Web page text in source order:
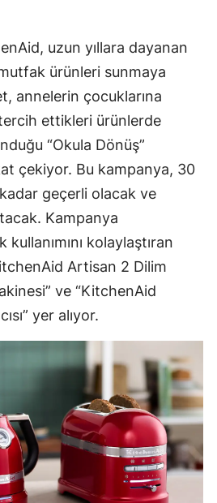
uzun yıllara dayanan
ürünleri sunmaya
annelerin çocuklarına
ettikleri ürünlerde
“Okula Dönüş”
çekiyor. Bu kampanya, 30
geçerli olacak ve
Kampanya
kolaylaştıran
Artisan 2 Dilim
ve “KitchenAid
yer alıyor.